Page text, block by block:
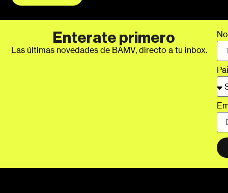
Enterate primero
Las últimas novedades de BAMV, directo a tu inbox.